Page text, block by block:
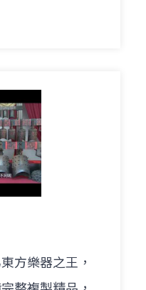
方樂器之王，